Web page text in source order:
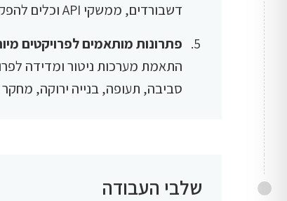
דשבורדים, ממשקי API וכלים להפקת דוחות ותצוגות בזמן אמת.
פתרונות מותאמים לפרויקטים
התאמת מערכות ניטור ומדידה
סביבה, תעופה, בנייה ירוקה,
שלבי העבודה